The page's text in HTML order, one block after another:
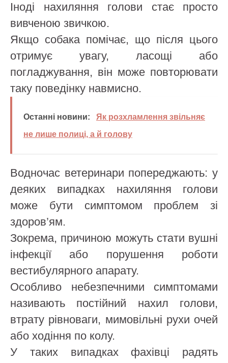
Іноді нахиляння голови стає просто
вивченою звичкою.
Якщо собака помічає, що після цього
отримує увагу, ласощі або
погладжування, він може повторювати
таку поведінку навмисно.
Останні новини:
Як розхламлення звільняє
не лише полиці, а й голову
Водночас ветеринари попереджають: у
деяких випадках нахиляння голови
може бути симптомом проблем зі
здоров’ям.
Зокрема, причиною можуть стати вушні
інфекції або порушення роботи
вестибулярного апарату.
Особливо небезпечними симптомами
називають постійний нахил голови,
втрату рівноваги, мимовільні рухи очей
або ходіння по колу.
У таких випадках фахівці радять